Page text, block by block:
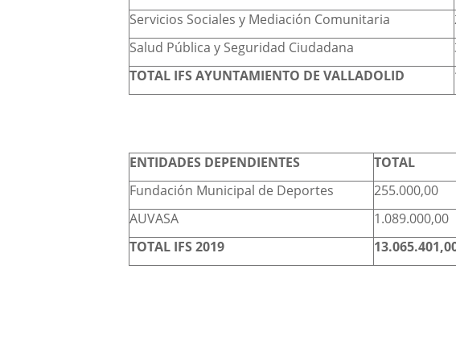
Servicios Sociales y Mediación Comunitaria
Salud Pública y Seguridad Ciudadana
TOTAL IFS AYUNTAMIENTO DE VALLADOLID
ENTIDADES DEPENDIENTES
TOTAL
Fundación Municipal de Deportes
255.000,00
AUVASA
1.089.000,00
TOTAL IFS 2019